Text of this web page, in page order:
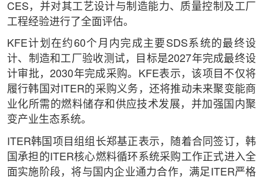
CES，并对其工艺设计与制造能力、质量控制及工厂
工程经验进行了全面评估。
KFE计划在约60个月内完成主要SDS系统的最终设
计、制造和工厂验收测试，目标是2027年完成最终设
计审批，2030年完成采购。KFE表示，该项目不仅将
履行韩国对ITER的采购义务，还将推动未来聚变能商
业化所需的燃料储存和供应技术发展，并加强国内聚
变产业生态系统。
ITER韩国项目组组长郑基正表示，随着合同签订，韩
国承担的ITER核心燃料循环系统采购工作正式进入全
面实施阶段，将与国内企业通力合作，满足ITER严格